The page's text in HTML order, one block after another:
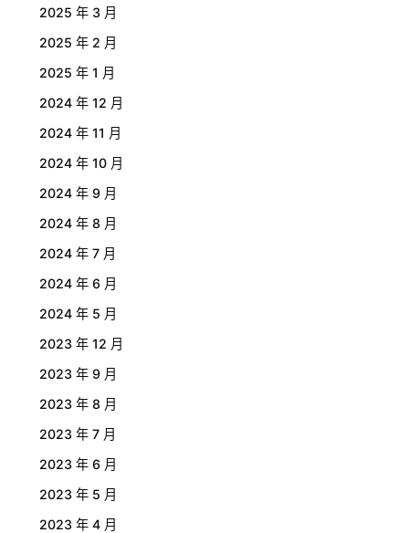
2025 年 3 月
2025 年 2 月
2025 年 1 月
2024 年 12 月
2024 年 11 月
2024 年 10 月
2024 年 9 月
2024 年 8 月
2024 年 7 月
2024 年 6 月
2024 年 5 月
2023 年 12 月
2023 年 9 月
2023 年 8 月
2023 年 7 月
2023 年 6 月
2023 年 5 月
2023 年 4 月